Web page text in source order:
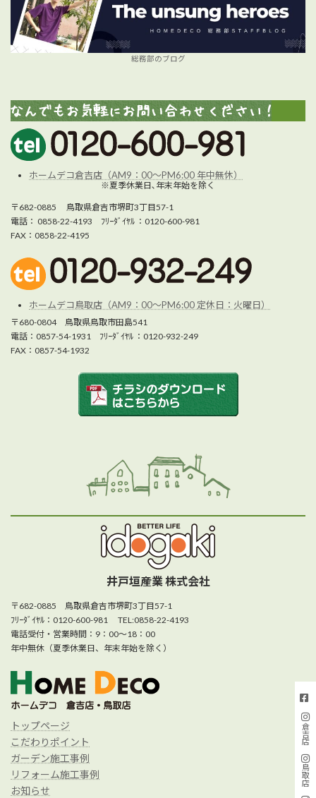
総務部のブログ
ホームデコ倉吉店（AM9：00～PM6:00 年中無休）
※夏季休業日､年末年始を除く
〒682-0885 鳥取県倉吉市堺町3丁目57-1
電話： 0858-22-4193 ﾌﾘｰﾀﾞｲﾔﾙ ：0120-600-981
FAX：0858-22-4195
ホームデコ鳥取店（AM9：00～PM6:00 定休日：火曜日）
〒680-0804 鳥取県鳥取市田島541
電話：0857-54-1931 ﾌﾘｰﾀﾞｲﾔﾙ ：0120-932-249
FAX：0857-54-1932
井戸垣産業 株式会社
〒682-0885 鳥取県倉吉市堺町3丁目57-1
ﾌﾘｰﾀﾞｲﾔﾙ：0120-600-981 TEL:0858-22-4193
電話受付・営業時間：9：00～18：00
年中無休（夏季休業日、年末年始を除く）
トップページ
こだわりポイント
ガーデン施工事例
リフォーム施工事例
お知らせ
倉吉店
鳥取店